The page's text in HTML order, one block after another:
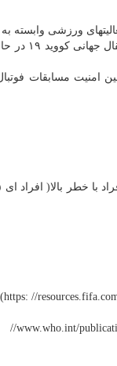
کووید ۱۹ اطمینان حاصل شود. ادامه فعالیتهای ورزشی
قوی احتمال خطر و توجه به کاهش آن و توجه به عواملی
امنیت مسابقات
www.who.int/